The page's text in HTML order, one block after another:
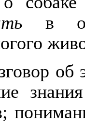
в
об